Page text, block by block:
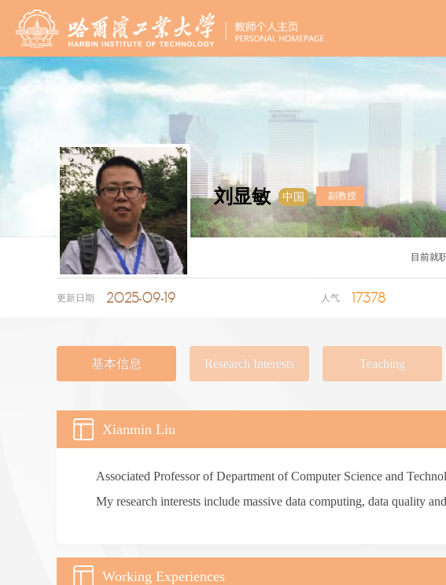
刘显敏 中国 副教授
目前就
更新日期 2025-09-19 人气 17378
基本信息 Research Interests Teaching
Xianmin Liu
Associated Professor of Department of Computer Science and
My research interests include massive data computing, data quality
Working Experiences